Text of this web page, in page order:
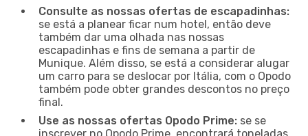
Consulte as nossas ofertas de escapadinhas:
se está a planear ficar num hotel, então deve
também dar uma olhada nas nossas
escapadinhas e fins de semana a partir de
Munique. Além disso, se está a considerar alugar
um carro para se deslocar por Itália, com o Opodo
também pode obter grandes descontos no preço
final.
Use as nossas ofertas Opodo Prime: se se